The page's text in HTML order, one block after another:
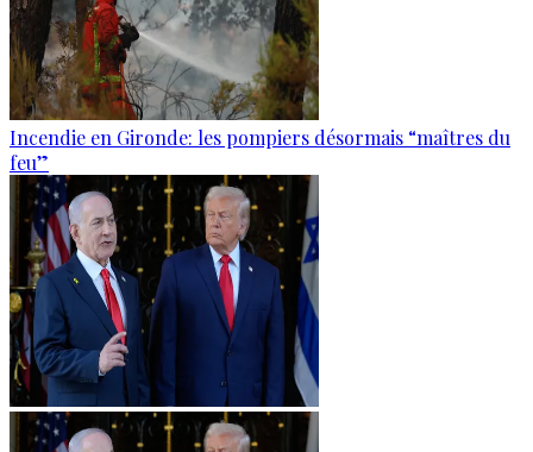
Incendie en Gironde: les pompiers désormais “maîtres du
feu”